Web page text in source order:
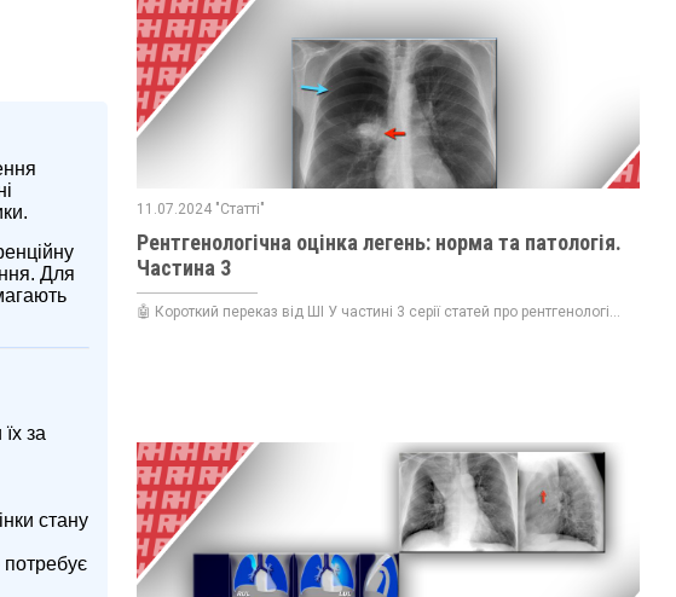
Для
за
стану
11.07.2024 "Статті"
Рентгенологічна оцінка легень: норма та патологія.
Частина 3
🤖 Короткий переказ від ШІ У частині 3 серії статей про рентгенологі...